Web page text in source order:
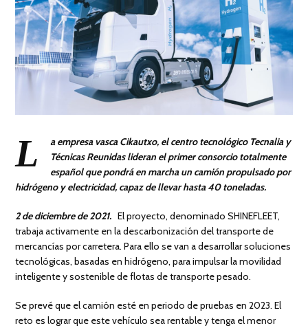
L
a empresa vasca Cikautxo, el centro tecnológico Tecnalia y
Técnicas Reunidas lideran el primer consorcio totalmente
español que pondrá en marcha un camión propulsado por
hidrógeno y electricidad, capaz de llevar hasta 40 toneladas.
2 de diciembre de 2021. El proyecto, denominado SHINEFLEET,
trabaja activamente en la descarbonización del transporte de
mercancías por carretera. Para ello se van a desarrollar soluciones
tecnológicas, basadas en hidrógeno, para impulsar la movilidad
inteligente y sostenible de flotas de transporte pesado.
Se prevé que el camión esté en periodo de pruebas en 2023. El
reto es lograr que este vehículo sea rentable y tenga el menor